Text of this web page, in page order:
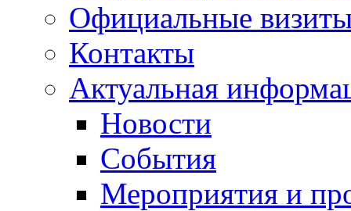
Официальные
Контакты
Актуальная
Новости
События
Мероприятия и